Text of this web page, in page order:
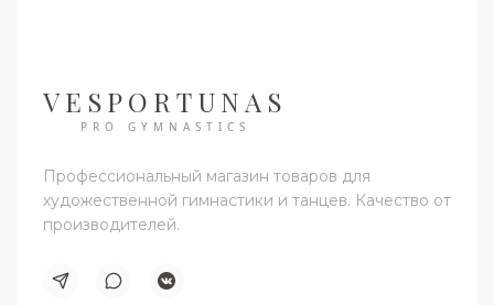
VESPORTUNAS
PRO GYMNASTICS
Профессиональный магазин товаров для
художественной гимнастики и танцев. Качество от
производителей.